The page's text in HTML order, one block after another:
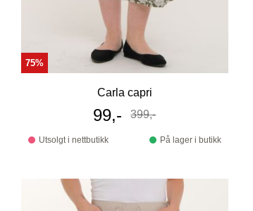
75%
Carla capri
Tilbudspris
99,- Før
399,-
Utsolgt i nettbutikk På lager i butikk